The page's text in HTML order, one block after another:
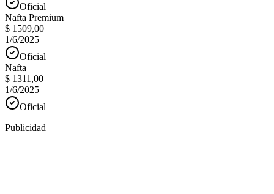
Oficial
Nafta Premium
$ 1509,00
1/6/2025
Oficial
Nafta
$ 1311,00
1/6/2025
Oficial
Publicidad